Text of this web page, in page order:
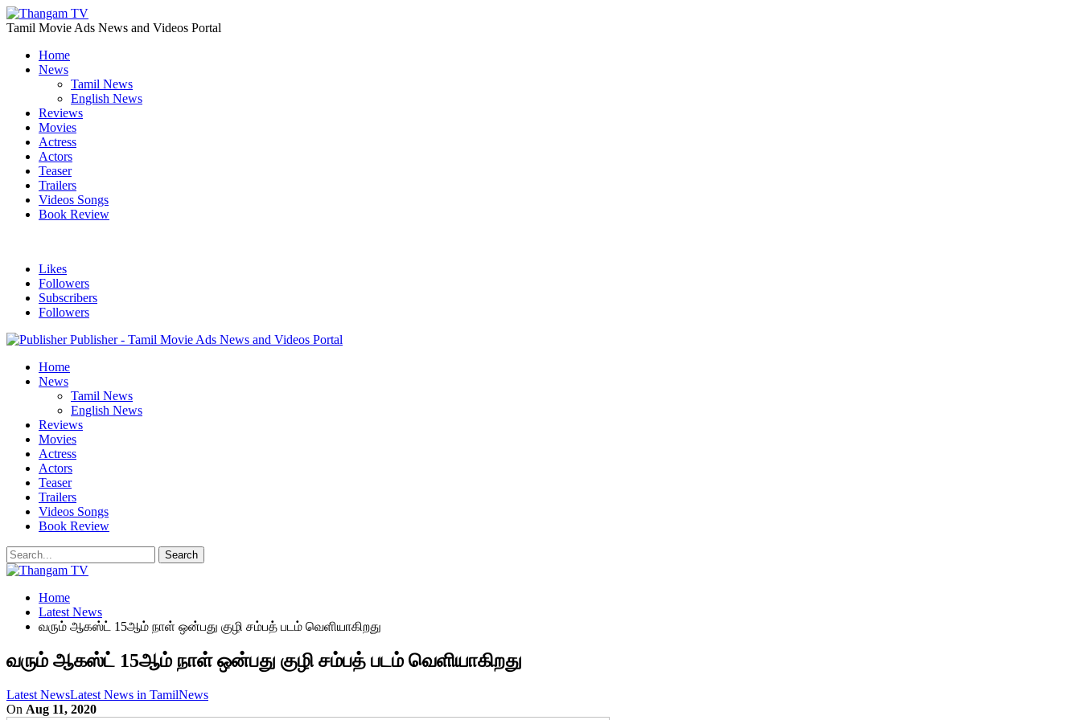
Tamil Movie Ads News and Videos Portal
Home
News
Tamil News
English News
Reviews
Movies
Actress
Actors
Teaser
Trailers
Videos Songs
Book Review
Likes
Followers
Subscribers
Followers
Publisher - Tamil Movie Ads News and Videos Portal
Home
News
Tamil News
English News
Reviews
Movies
Actress
Actors
Teaser
Trailers
Videos Songs
Book Review
Home
Latest News
வரும் ஆகஸ்ட் 15ஆம் நாள் ஒன்பது குழி சம்பத் படம் வெளியாகிறது
வரும் ஆகஸ்ட் 15ஆம் நாள் ஒன்பது குழி சம்பத் படம் வெளியாகிறது
Latest NewsLatest News in TamilNews
On Aug 11, 2020